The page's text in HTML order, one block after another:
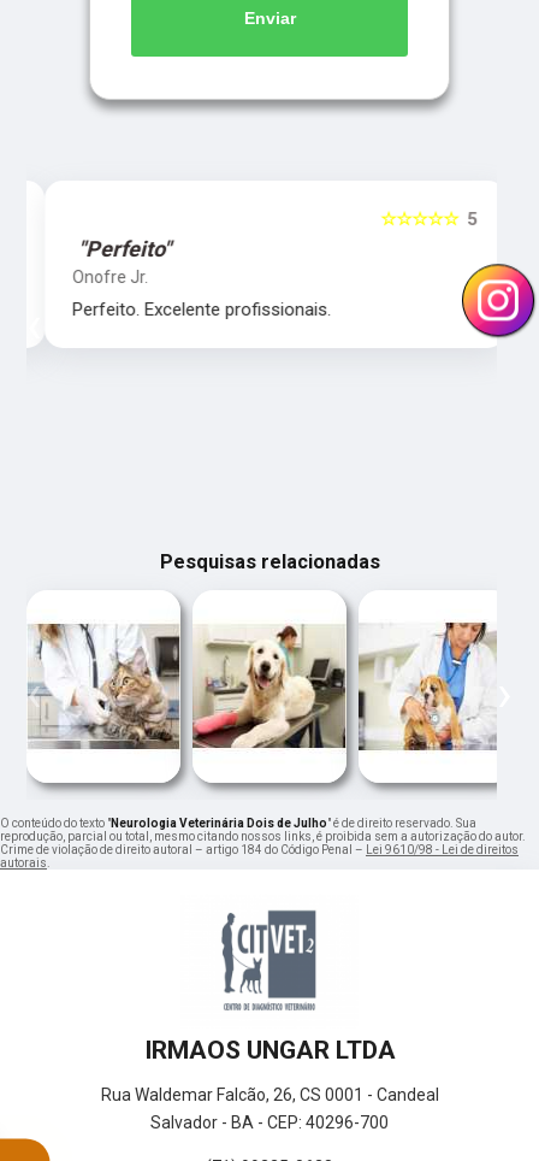
Enviar
5
☆☆☆☆☆
"Perfeito"
Onofre Jr.
Perfeito. Excelente profissionais. ›
Pesquisas relacionadas
‹
O conteúdo do texto "Neurologia Veterinária Dois de Julho" é de direito reservado. Sua
reprodução, parcial ou total, mesmo citando nossos links, é proibida sem a autorização do autor.
Crime de violação de direito autoral – artigo 184 do Código Penal – Lei 9610/98 - Lei de direitos
autorais.
IRMAOS UNGAR LTDA
Rua Waldemar Falcão, 26, CS 0001 - Candeal
Salvador - BA - CEP: 40296-700